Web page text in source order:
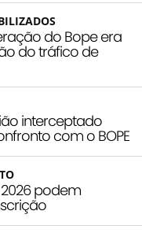
do Bope era
do tráfico de
interceptado
com o BOPE
podem